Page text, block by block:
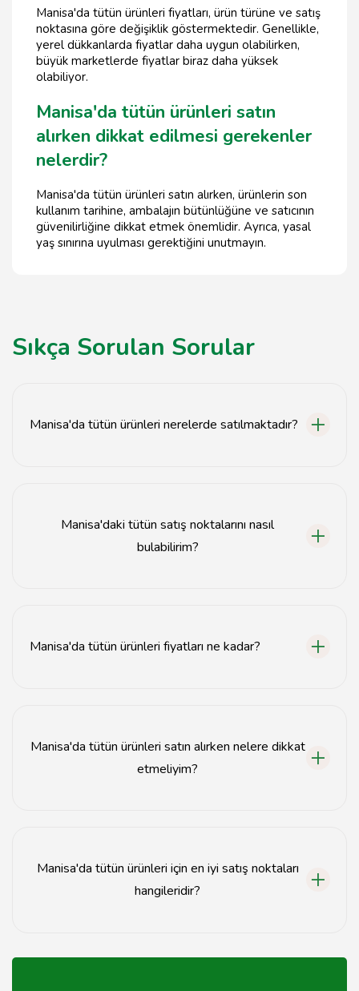
Manisa'da tütün ürünleri fiyatları, ürün türüne ve satış
noktasına göre değişiklik göstermektedir. Genellikle,
yerel dükkanlarda fiyatlar daha uygun olabilirken,
büyük marketlerde fiyatlar biraz daha yüksek
olabiliyor.
Manisa'da tütün ürünleri satın
alırken dikkat edilmesi gerekenler
nelerdir?
Manisa'da tütün ürünleri satın alırken, ürünlerin son
kullanım tarihine, ambalajın bütünlüğüne ve satıcının
güvenilirliğine dikkat etmek önemlidir. Ayrıca, yasal
yaş sınırına uyulması gerektiğini unutmayın.
Sıkça Sorulan Sorular
Manisa'da tütün ürünleri nerelerde satılmaktadır?
Manisa'daki tütün satış noktalarını nasıl
bulabilirim?
Manisa'da tütün ürünleri fiyatları ne kadar?
Manisa'da tütün ürünleri satın alırken nelere dikkat
etmeliyim?
Manisa'da tütün ürünleri için en iyi satış noktaları
hangileridir?
ve önerileri doğrultusunda belirlenebilir.